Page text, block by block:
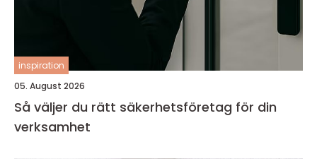
inspiration
05. August 2026
Så väljer du rätt säkerhetsföretag för din
verksamhet